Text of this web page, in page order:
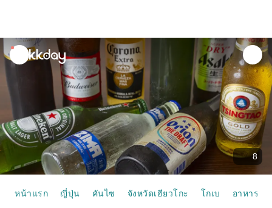
unread
notifications
8
หน้าแรก ญี่ปุ่น คันไซ จังหวัดเฮียวโกะ โกเบ อาหารแ